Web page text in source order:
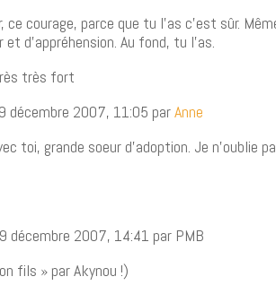
ce courage, parce que tu l’as c’est sûr.
d’appréhension. Au fond, tu l’as.
très fort
décembre 2007, 11:05 parAnne
toi, grande soeur d’adoption. Je n’oublie
décembre 2007, 14:41 par PMB
fils » par Akynou !)